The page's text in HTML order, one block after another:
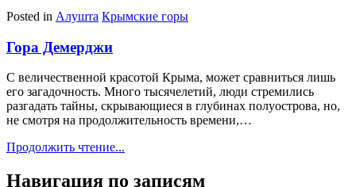
Posted in Алушта Крымские горы
Гора Демерджи
С величественной красотой Крыма, может сравниться лишь
его загадочность. Много тысячелетий, люди стремились
разгадать тайны, скрывающиеся в глубинах полуострова, но,
не смотря на продолжительность времени,…
Продолжить чтение...
Навигация по записям